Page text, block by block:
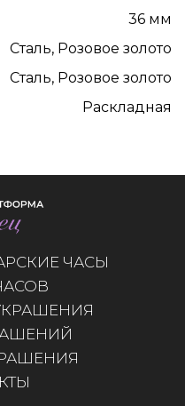
36 мм
Сталь, Розовое золото
Сталь, Розовое золото
Раскладная
ЧАСЫ